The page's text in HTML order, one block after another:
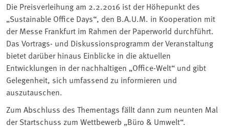
Die Preisverleihung am 2.2.2016 ist der Höhepunkt des
„Sustainable Office Days“, den B.A.U.M. in Kooperation mit
der Messe Frankfurt im Rahmen der Paperworld durchführt.
Das Vortrags- und Diskussionsprogramm der Veranstaltung
bietet darüber hinaus Einblicke in die aktuellen
Entwicklungen in der nachhaltigen „Office-Welt“ und gibt
Gelegenheit, sich umfassend zu informieren und
auszutauschen.
Zum Abschluss des Thementags fällt dann zum neunten Mal
der Startschuss zum Wettbewerb „Büro & Umwelt“.